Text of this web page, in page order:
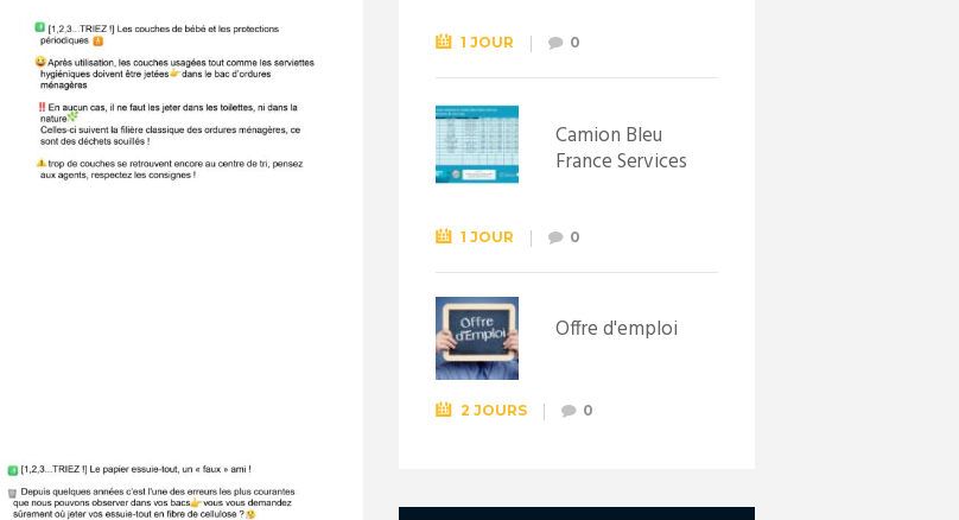
Lewarde, le 26
septembre !
1 JOUR 0
Camion Bleu
France Services
1 JOUR 0
Offre d'emploi
2 JOURS 0